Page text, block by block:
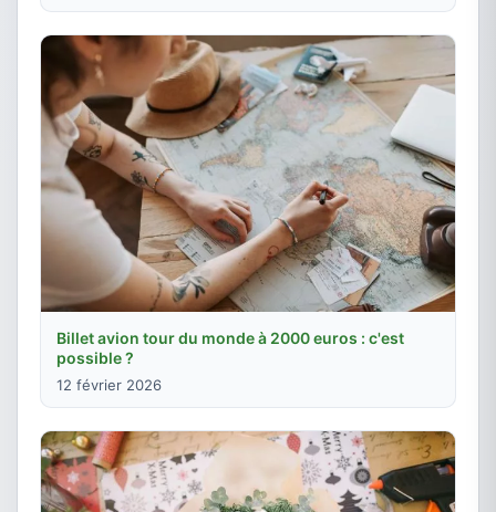
Billet avion tour du monde à 2000 euros : c'est
possible ?
12 février 2026